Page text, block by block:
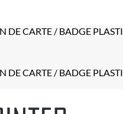
DE CARTE / BADGE
DE CARTE / BADGE